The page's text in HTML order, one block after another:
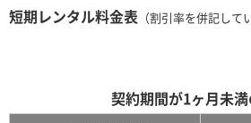
短期レンタル料金表 （割引率を併記して
契約期間が1ヶ月未満